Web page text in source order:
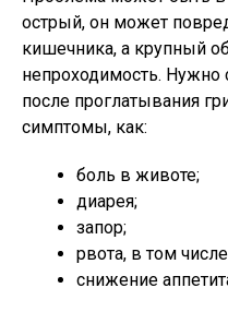
острый, он может
кишечника, а крупный
непроходимость. Нужно
после проглатывания
симптомы, как:
боль в животе;
диарея;
запор;
рвота, в том
снижение